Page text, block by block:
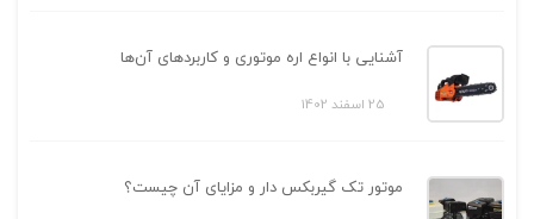
آشنایی با انواع اره موتوری و کاربردهای آن‌ها
25 اسفند 1402
موتور تک گیربکس دار و مزایای آن چیست؟